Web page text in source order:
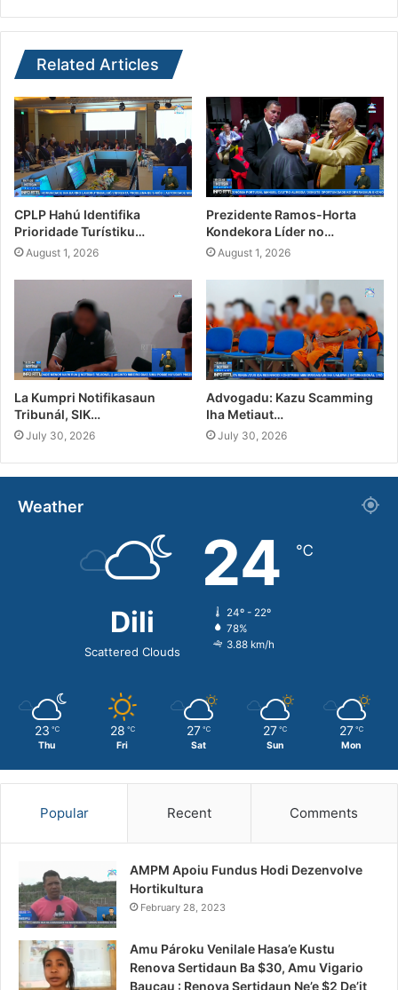
Related Articles
CPLP Hahú Identifika
Prioridade Turístiku…
August 1, 2026
Prezidente Ramos-Horta
Kondekora Líder no…
August 1, 2026
La Kumpri Notifikasaun
Tribunál, SIK…
July 30, 2026
Advogadu: Kazu Scamming
Iha Metiaut…
July 30, 2026
Weather
Dili
Scattered Clouds
24 ℃
24º - 22º
78%
3.88 km/h
23 ℃
Thu
28 ℃
Fri
27 ℃
Sat
27 ℃
Sun
27 ℃
Mon
Popular Recent Comments
AMPM Apoiu Fundus Hodi Dezenvolve
Hortikultura
February 28, 2023
Amu Pároku Venilale Hasa’e Kustu
Renova Sertidaun Ba $30, Amu Vigario
Baucau : Renova Sertidaun Ne’e $2 De’it